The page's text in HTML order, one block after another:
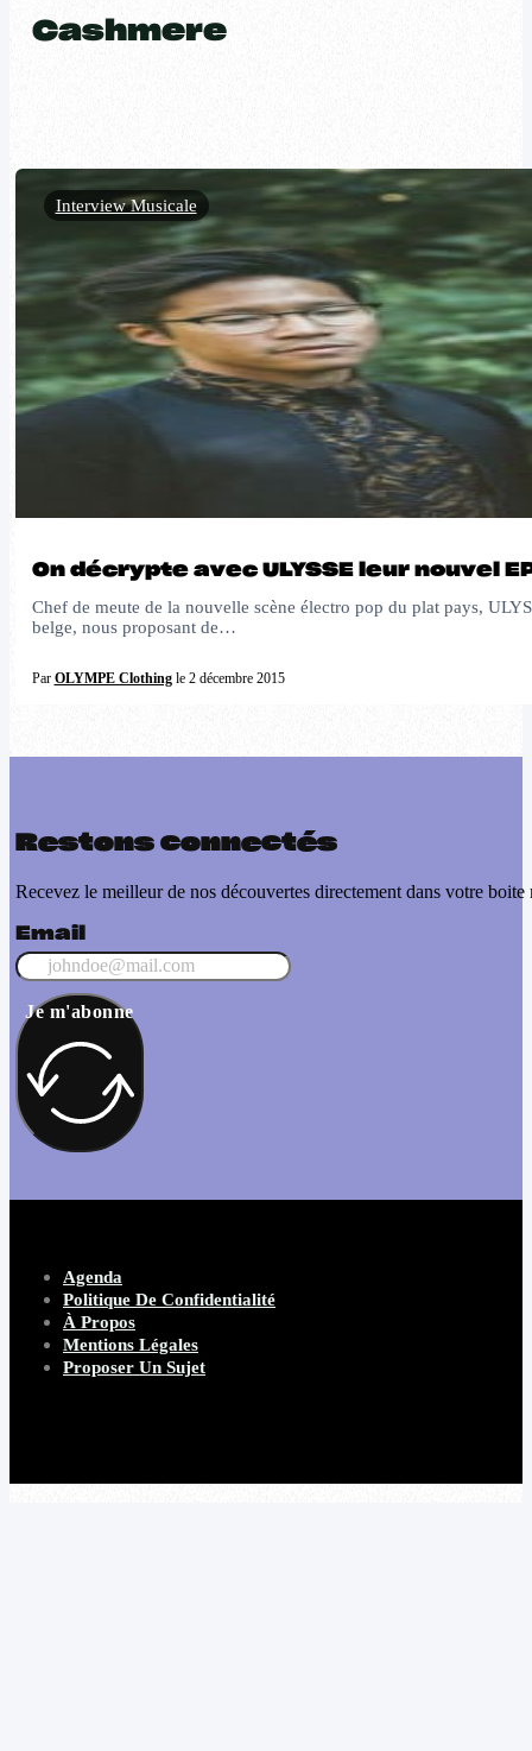
Cashmere
On décrypte avec ULYSSE leur nouvel
Chef de meute de la nouvelle scène électro pop du plat pays,
belge, nous proposant de…
Par OLYMPE Clothingle 2 décembre 2015
Interview Musicale
Restons connectés
Recevez le meilleur de nos découvertes directement dans votre boite
Email
Je m'abonne
Agenda
Politique De Confidentialité
À Propos
Mentions Légales
Proposer Un Sujet